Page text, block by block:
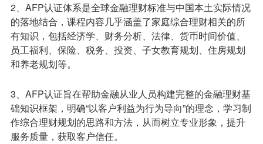
2、AFP认证体系是全球金融理财标准与中国本土实际情况
的落地结合，课程内容几乎涵盖了家庭综合理财相关的所
有知识，包括经济学、财务分析、法律、货币时间价值、
员工福利、保险、税务、投资、子女教育规划、住房规划
和养老规划等。
3、AFP认证旨在帮助金融从业人员构建完整的金融理财基
础知识框架，明确“以客户利益为行为导向”的理念，学习制
作综合理财规划的思路和方法，从而树立专业形象，提升
服务质量，获取客户信任。